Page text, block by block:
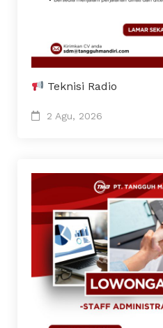
Teknisi Radio
2 Agu, 2026